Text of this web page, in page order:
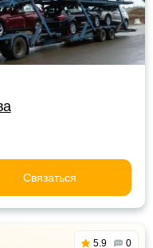
Связаться
5.9 0